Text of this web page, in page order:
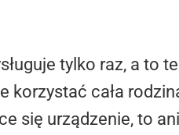
tylko raz, a to
cała
się urządzenie, to